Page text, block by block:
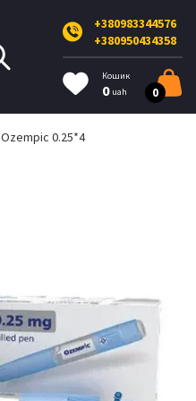
+380983344576
+380950434358
Кошик
0 uah 0
Ozempic 0.25*4